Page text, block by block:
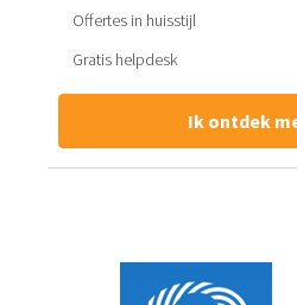
Offertes in huisstijl
Gratis helpdesk
Ik ontdek